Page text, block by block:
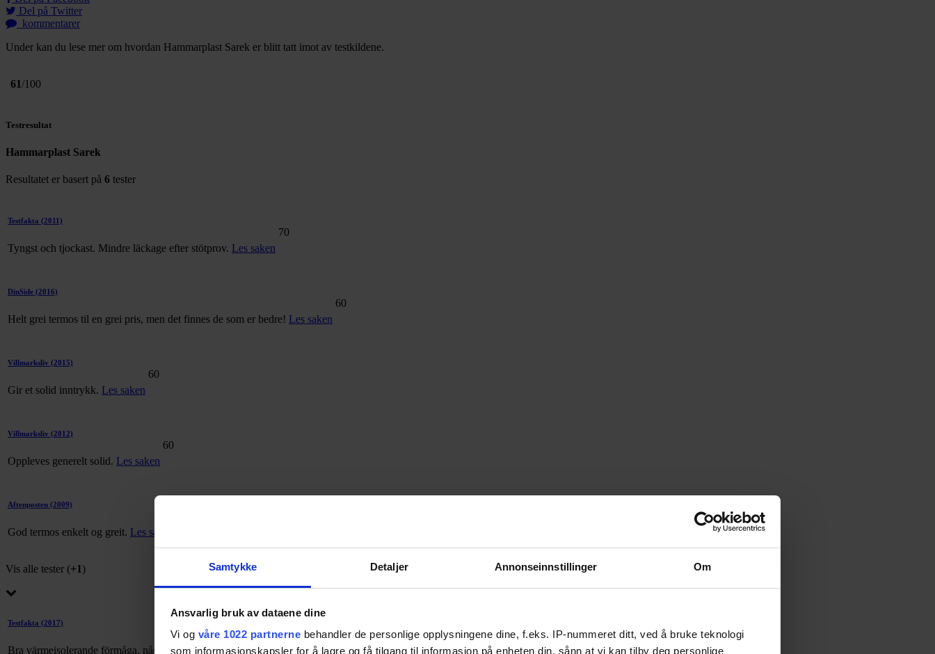
Samtykke Detaljer Annonseinnstillinger Om
Ansvarlig bruk av dataene dine
Vi og våre 1022 partnerne behandler de personlige opplysningene dine, f.eks. IP-nummeret ditt, ved å bruke teknologi
som informasjonskapsler for å lagre og få tilgang til informasjon på enheten din, sånn at vi kan tilby deg personlige
Del på Twitter
kommentarer
Under kan du lese mer om hvordan Hammarplast Sarek er blitt tatt imot av testkildene.
61/100
Testresultat
Hammarplast Sarek
Resultatet er basert på 6 tester
Testfakta (2011)
Tyngst och tjockast. Mindre läckage efter stötprov. Les saken
70
DinSide (2016)
Helt grei termos til en grei pris, men det finnes de som er bedre! Les saken
60
Villmarksliv (2015)
Gir et solid inntrykk. Les saken
60
Villmarksliv (2012)
Oppleves generelt solid. Les saken
60
Aftenposten (2009)
God termos enkelt og greit. Les saken
Vis alle tester (+1 )
Testfakta (2017)
Bra värmeisolerande förmåga, något sämre stöttålighet. Stor och svår att greppa. Les saken
58